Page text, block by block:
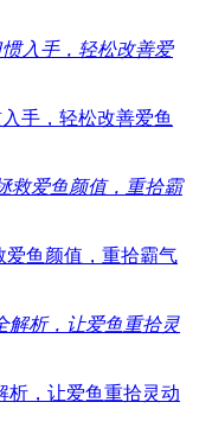
手，轻松改善爱鱼
爱鱼颜值，重拾霸气
析，让爱鱼重拾灵动